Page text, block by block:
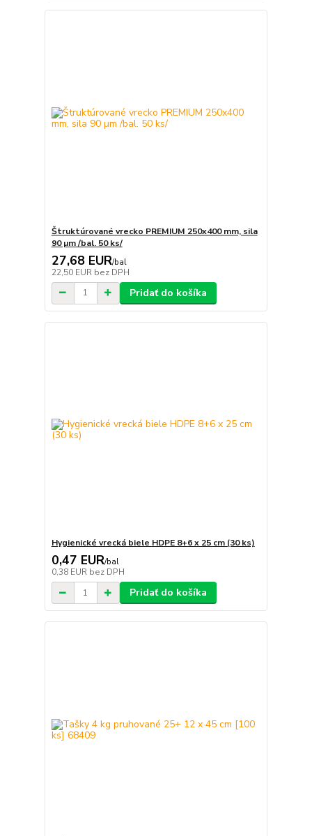
Štruktúrované vrecko PREMIUM 250x400 mm, sila
90 µm /bal. 50 ks/
27,68 EUR/bal
22,50 EUR bez DPH
Pridať do košíka
Hygienické vrecká biele HDPE 8+6 x 25 cm (30 ks)
0,47 EUR/bal
0,38 EUR bez DPH
Pridať do košíka